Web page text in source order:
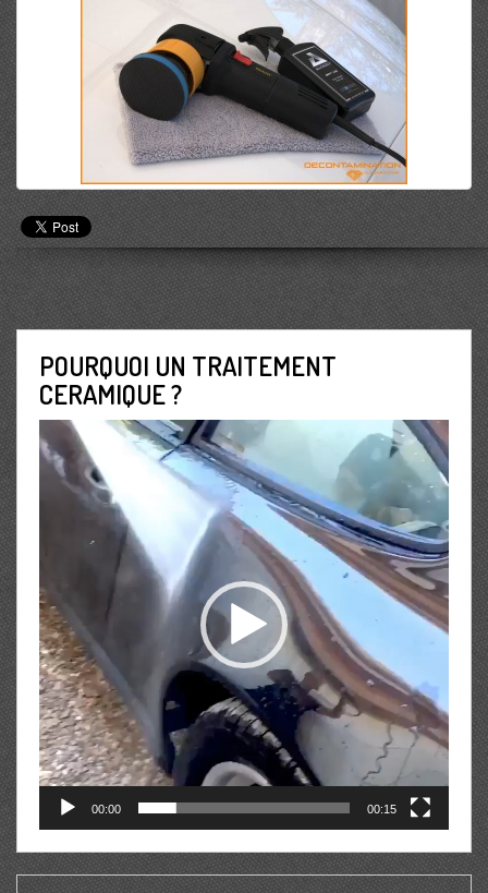
POURQUOI UN TRAITEMENT
CERAMIQUE ?
Lecteur
vidéo
00:00 00:15